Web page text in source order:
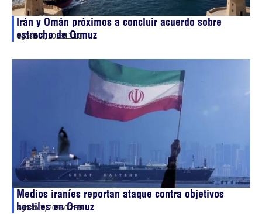
Irán y Omán próximos a concluir acuerdo sobre
estrecho de Ormuz
agosto 7, 202611:10
Medios iraníes reportan ataque contra objetivos
hostiles en Ormuz
agosto 7, 202602:59